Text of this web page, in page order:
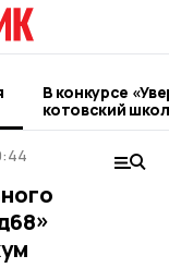
В конкурсе
котовский